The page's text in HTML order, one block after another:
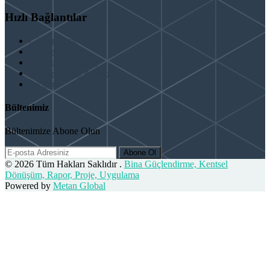
Hızlı Bağlantılar
Güçlendirme
Hizmetlerimiz
Test & Analiz & Rapor
İletişim
Bültenimiz
Bültenimize Abone Olun
Abone Ol
© 2026 Tüm Hakları Saklıdır . Bina Güçlendirme, Kentsel
Dönüşüm, Rapor, Proje, Uygulama
Powered by Metan Global